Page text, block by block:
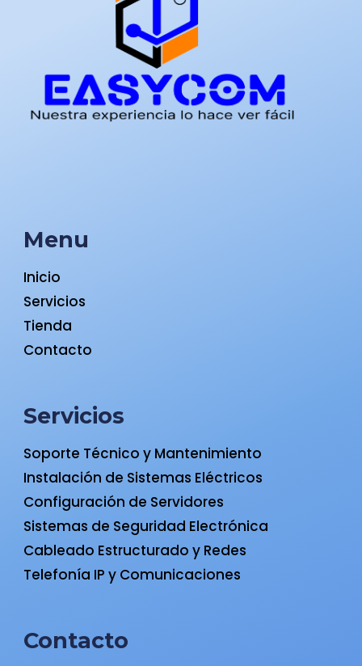
Menu
Inicio
Servicios
Tienda
Contacto
Servicios
Soporte Técnico y Mantenimiento
Instalación de Sistemas Eléctricos
Configuración de Servidores
Sistemas de Seguridad Electrónica
Cableado Estructurado y Redes
Telefonía IP y Comunicaciones
Contacto